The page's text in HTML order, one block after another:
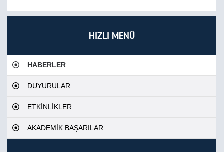
HIZLI MENÜ
HABERLER
DUYURULAR
ETKİNLİKLER
AKADEMİK BAŞARILAR